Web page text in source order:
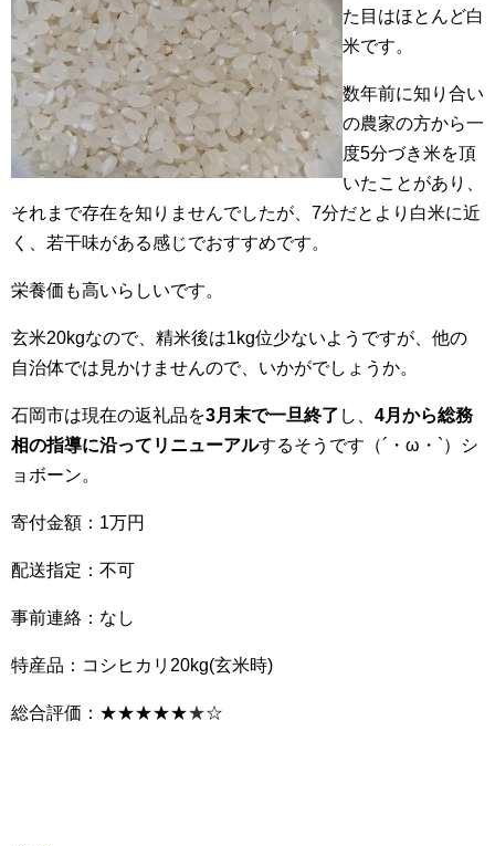
た目はほとんど白
米です。
数年前に知り合い
の農家の方から一
度5分づき米を頂
いたことがあり、
それまで存在を知りませんでしたが、7分だとより白米に近
く、若干味がある感じでおすすめです。
栄養価も高いらしいです。
玄米20kgなので、精米後は1kg位少ないようですが、他の
自治体では見かけませんので、いかがでしょうか。
石岡市は現在の返礼品を3月末で一旦終了 し、 4月から総務
相の指導に沿ってリニューアルするそうです（´・ω・`）シ
ョボーン。
寄付金額：1万円
配送指定：不可
事前連絡：なし
特産品：コシヒカリ20kg(玄米時)
総合評価：★★★★★★☆